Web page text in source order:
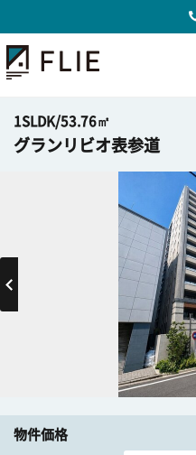
1SLDK/53.76㎡
グランリビオ表参道
物件価格